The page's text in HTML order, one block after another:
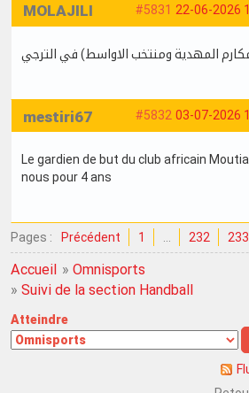
#5831 22-06-2026
MOLAJILI
مكارم المهدية ومنتخب الاواسط) في الترجي
#5832 03-07-2026
mestiri67
Le gardien de but du club africain
nous pour 4 ans
Pages : Précédent 1 232 233
Accueil »Omnisports
» Suivi de la section Handball
Atteindre